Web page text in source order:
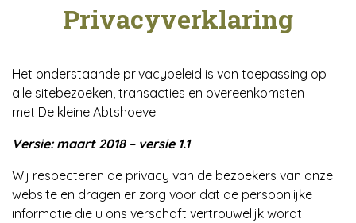
Privacyverklaring
Het onderstaande privacybeleid is van toepassing op
alle sitebezoeken, transacties en overeenkomsten
met De kleine Abtshoeve.
Versie: maart 2018 – versie 1.1
Wij respecteren de privacy van de bezoekers van onze
website en dragen er zorg voor dat de persoonlijke
informatie die u ons verschaft vertrouwelijk wordt